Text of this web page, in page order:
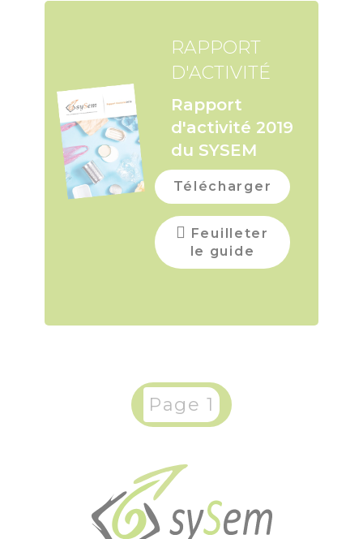
RAPPORT
D'ACTIVITÉ
Rapport
d'activité 2019
du SYSEM
Feuilleter
le guide
Télécharger
Page 1